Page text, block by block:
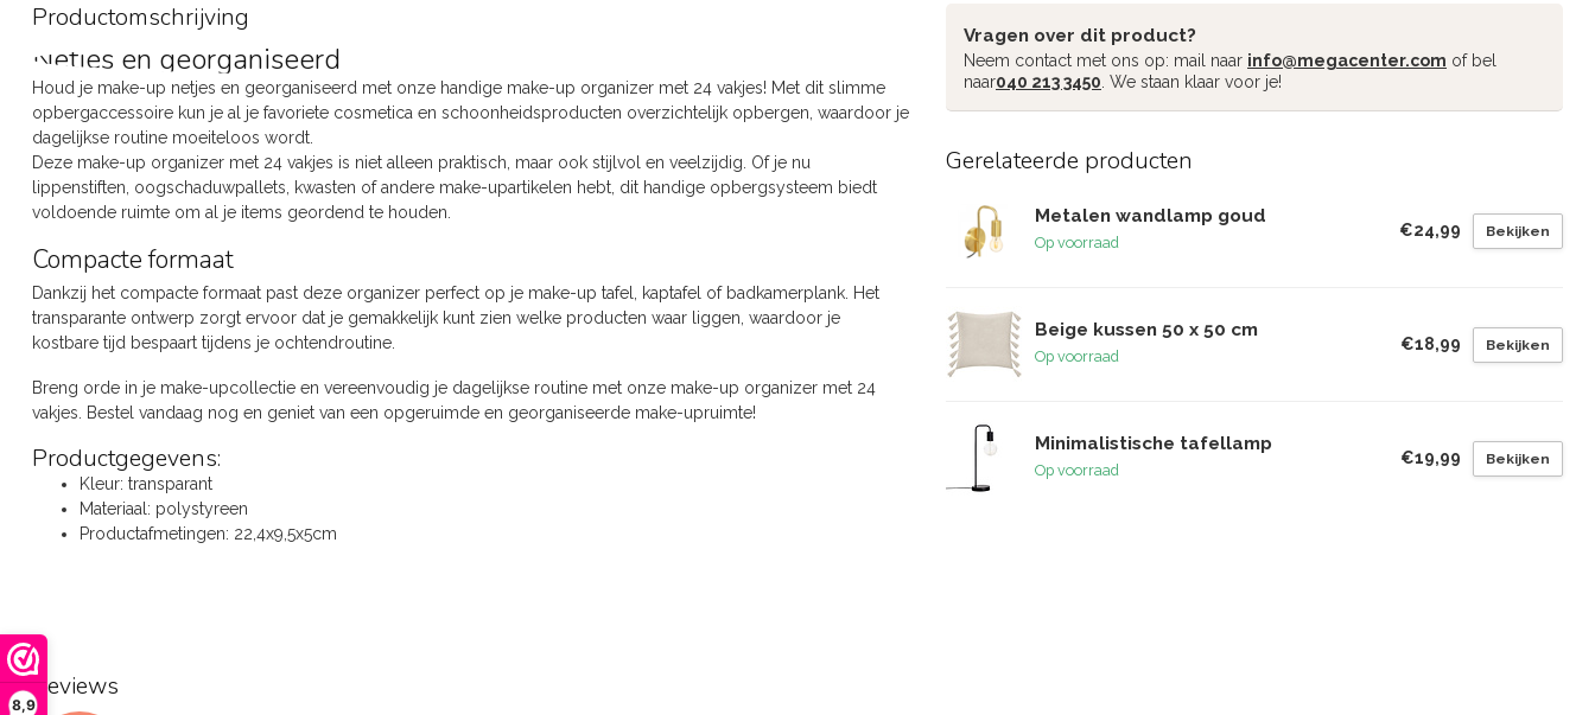
8,9
Productomschrijving
Netjes en georganiseerd
Houd je make-up netjes en georganiseerd met onze handige make-up organizer met 24 vakjes! Met dit slimme
opbergaccessoire kun je al je favoriete cosmetica en schoonheidsproducten overzichtelijk opbergen, waardoor je
dagelijkse routine moeiteloos wordt.
Deze make-up organizer met 24 vakjes is niet alleen praktisch, maar ook stijlvol en veelzijdig. Of je nu
lippenstiften, oogschaduwpallets, kwasten of andere make-upartikelen hebt, dit handige opbergsysteem biedt
voldoende ruimte om al je items geordend te houden.
Compacte formaat
Dankzij het compacte formaat past deze organizer perfect op je make-up tafel, kaptafel of badkamerplank. Het
transparante ontwerp zorgt ervoor dat je gemakkelijk kunt zien welke producten waar liggen, waardoor je
kostbare tijd bespaart tijdens je ochtendroutine.
Breng orde in je make-upcollectie en vereenvoudig je dagelijkse routine met onze make-up organizer met 24
vakjes. Bestel vandaag nog en geniet van een opgeruimde en georganiseerde make-upruimte!
Productgegevens:
Kleur: transparant
Materiaal: polystyreen
Productafmetingen: 22,4x9,5x5cm
Reviews
Vragen over dit product?
Neem contact met ons op: mail naar info@megacenter.com of bel
naar040 213 3450 . We staan klaar voor je!
Gerelateerde producten
Metalen wandlamp goud
Op voorraad
€24,99 Bekijken
Beige kussen 50 x 50 cm
Op voorraad
€18,99 Bekijken
Minimalistische tafellamp
Op voorraad
€19,99 Bekijken